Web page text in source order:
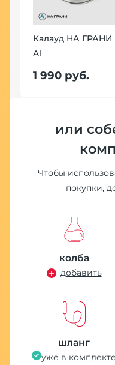
Калауд НА ГРАНИ
Al
1 990 руб.
или
Чтобы
покупки,
колба
добавить
шланг
уже в комплекте